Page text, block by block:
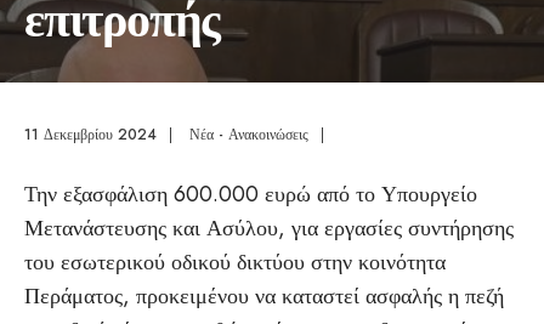
επιτροπής
11 Δεκεμβρίου 2024 | Νέα - Ανακοινώσεις |
Την εξασφάλιση 600.000 ευρώ από το Υπουργείο
Μετανάστευσης και Ασύλου, για εργασίες συντήρησης
του εσωτερικού οδικού δικτύου στην κοινότητα
Περάματος, προκειμένου να καταστεί ασφαλής η πεζή